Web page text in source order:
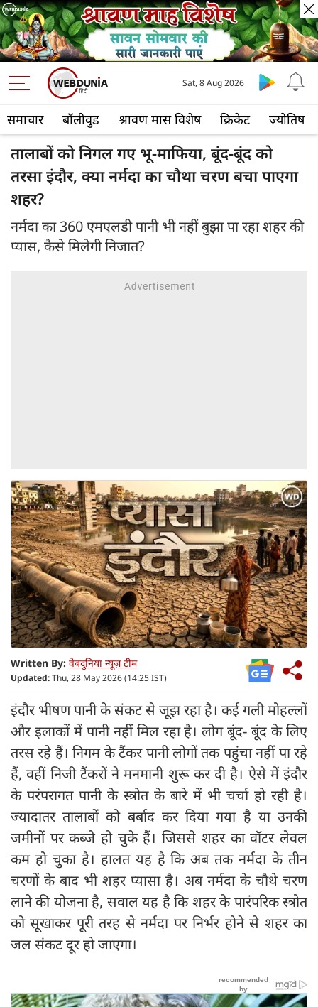
समाचार बॉलीवुड श्रावण मास विशेष क्रिकेट ज्योतिष
Sat, 8 Aug 2026
तालाबों को निगल गए भू-माफिया, बूंद-बूंद को
तरसा इंदौर, क्या नर्मदा का चौथा चरण बचा पाएगा
शहर?
नर्मदा का 360 एमएलडी पानी भी नहीं बुझा पा रहा शहर की
प्‍यास, कैसे मिलेगी निजात?
Written By: वेबदुनिया न्यूज़ टीम
Updated:Thu, 28 May 2026 (14:25 IST)
इंदौर भीषण पानी के संकट से जूझ रहा है। कई गली मोहल्‍लों
और इलाकों में पानी नहीं मिल रहा है। लोग बूंद- बूंद के लिए
तरस रहे हैं। निगम के टैंकर पानी लोगों तक पहुंचा नहीं पा रहे
हैं, वहीं निजी टैंकरों ने मनमानी शुरू कर दी है। ऐसे में इंदौर
के परंपरागत पानी के स्‍त्रोत के बारे में भी चर्चा हो रही है।
ज्‍यादातर तालाबों को बर्बाद कर दिया गया है या उनकी
जमीनों पर कब्‍जे हो चुके हैं। जिससे शहर का वॉटर लेवल
कम हो चुका है। हालत यह है कि अब तक नर्मदा के तीन
चरणों के बाद भी शहर प्‍यासा है। अब नर्मदा के चौथे चरण
लाने की योजना है, सवाल यह है कि शहर के पारंपरिक स्‍त्रोत
को सूखाकर पूरी तरह से नर्मदा पर निर्भर होने से शहर का
जल संकट दूर हो जाएगा।